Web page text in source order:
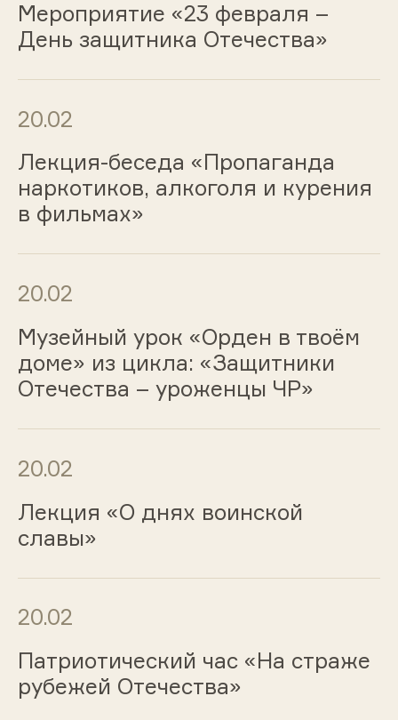
Мероприятие «23 февраля –
День защитника Отечества»
20.02
Лекция-беседа «Пропаганда
наркотиков, алкоголя и курения
в фильмах»
20.02
Музейный урок «Орден в твоём
доме» из цикла: «Защитники
Отечества – уроженцы ЧР»
20.02
Лекция «О днях воинской
славы»
20.02
Патриотический час «На страже
рубежей Отечества»